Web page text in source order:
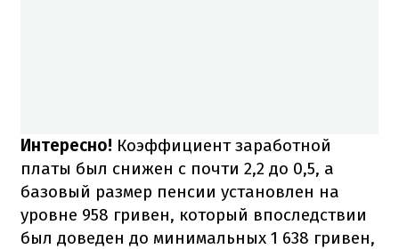
Интересно! Коэффициент заработной
платы был снижен с почти 2,2 до 0,5, а
базовый размер пенсии установлен на
уровне 958 гривен, который впоследствии
был доведен до минимальных 1 638 гривен,